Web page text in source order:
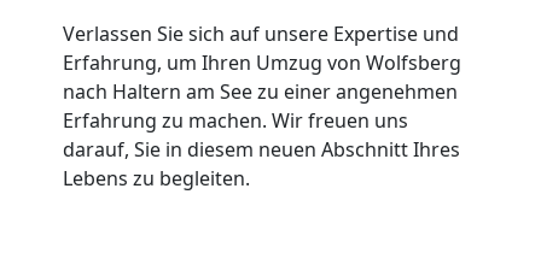
Verlassen Sie sich auf unsere Expertise und
Erfahrung, um Ihren Umzug von Wolfsberg
nach Haltern am See zu einer angenehmen
Erfahrung zu machen. Wir freuen uns
darauf, Sie in diesem neuen Abschnitt Ihres
Lebens zu begleiten.
Möbeltaxi
Wolfsberg
Kleintransport